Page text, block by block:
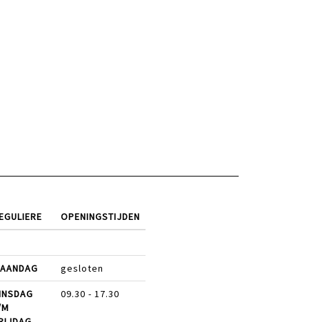
OPENINGSTIJDEN
gesloten
09.30 - 17.30